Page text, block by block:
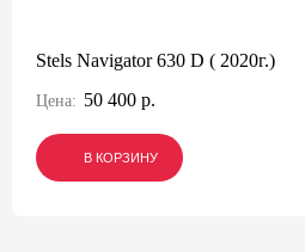
Stels Navigator 630 D ( 2020г.)
Цена: 50 400 р.
В КОРЗИНУ
В КОРЗИНУ
В КОРЗИНУ